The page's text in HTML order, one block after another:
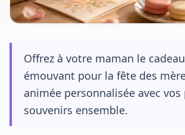
Offrez à votre maman le
émouvant pour la fête des
animée personnalisée avec vos
souvenirs ensemble.